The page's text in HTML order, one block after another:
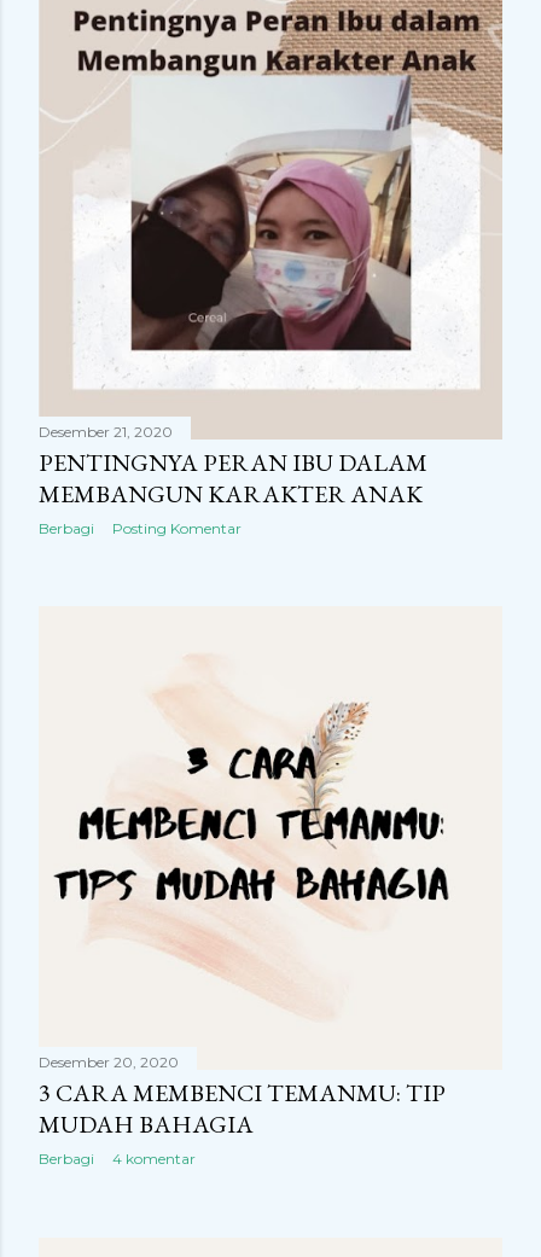
Desember 21, 2020
PENTINGNYA PERAN IBU DALAM
MEMBANGUN KARAKTER ANAK
Berbagi Posting Komentar
Desember 20, 2020
3 CARA MEMBENCI TEMANMU: TIP
MUDAH BAHAGIA
Berbagi 4 komentar